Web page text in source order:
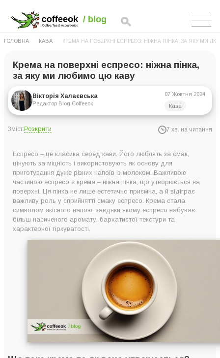
ГОЛОВНА КАВА КРЕМА НА ПОВЕРХНІ ЕСПРЕСО: НІЖНА ПІНКА, ЗА ЯКУ МИ
Крема на поверхні еспресо: ніжна пінка,
за яку ми любимо цю каву
Вікторія Халаєвська
Редактор Blog Coffeeok
07 Жовтня 2024
Кава
Зміст:Розкрити 7 хв. на читання
Що таке крема та як вона утворюється?
Від чого залежить текстура та якість креми?
Спосіб обробки зерен
Сорт зерен
Рівень екстракції
Свіжість обсмажування
Як досягти ідеальної крема?
Крема – показник, але не гарантія чарівного смаку
Еспресо – це класика серед кави. Його люблять за смак,
цінують за міцність і використовують як основу для
приготування дуже різних напоїв із молоком. Важливою
частиною еспресо є крема – ніжна пінка, що утворюється на
поверхні. Ця пінка не лише естетично приємна, а й відіграє
важливу роль у сприйнятті смаку еспресо. Крема стала
символом якісного напою, завдяки якому еспресо набуває
більш насиченого аромату, бархатистої текстури та
характерної гіркуватості.